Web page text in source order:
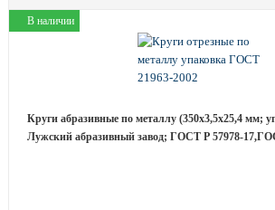
В наличии
Круги абразивные по металлу (350х3,5х25,4 мм;
Лужский абразивный завод; ГОСТ Р 57978-